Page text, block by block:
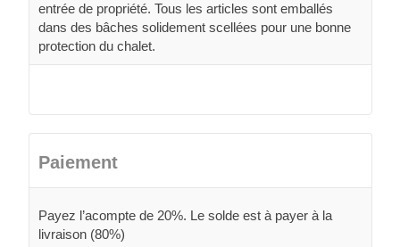
entrée de propriété. Tous les articles sont emballés
dans des bâches solidement scellées pour une bonne
protection du chalet.
Paiement
Payez l’acompte de 20%. Le solde est à payer à la
livraison (80%)